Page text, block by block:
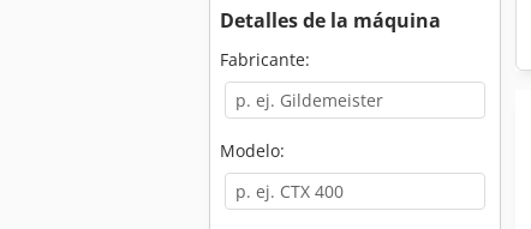
Detalles de la máquina
Fabricante:
Modelo: